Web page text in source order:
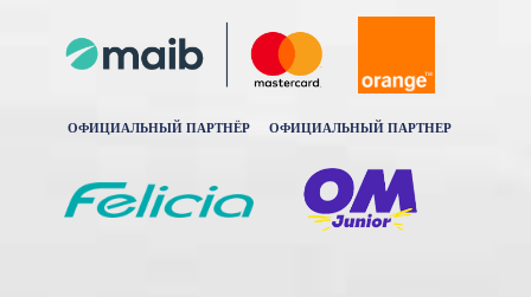
ОФИЦИАЛЬНЫЙ ПАРТНЁР ОФИЦИАЛЬНЫЙ ПАРТНЕР